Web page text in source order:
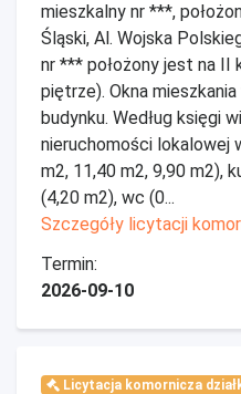
mieszkalny nr ***,
Śląski, Al. Wojska
nr *** położony jest na II
piętrze). Okna
budynku. Według księgi
nieruchomości lokalowej
m2, 11,40 m2, 9,90 m2),
(4,20 m2), wc (0...
Szczegóły licytacji
Termin:
2026-09-10
Licytacja komornicza